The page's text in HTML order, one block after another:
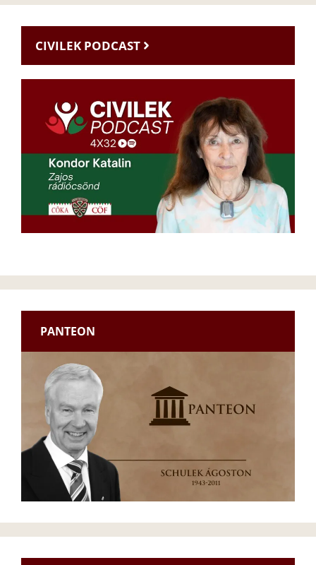
CIVILEK PODCAST
PANTEON